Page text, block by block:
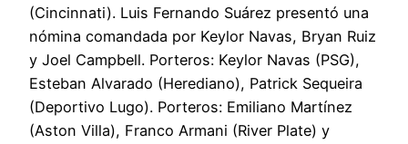
(Cincinnati). Luis Fernando Suárez presentó una
nómina comandada por Keylor Navas, Bryan Ruiz
y Joel Campbell. Porteros: Keylor Navas (PSG),
Esteban Alvarado (Herediano), Patrick Sequeira
(Deportivo Lugo). Porteros: Emiliano Martínez
(Aston Villa), Franco Armani (River Plate) y